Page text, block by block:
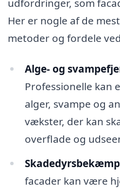
Her er nogle af de
metoder og fordele
Alge- og
Professionelle kan
alger, svampe og
vækster, der kan
overflade og
facader kan være